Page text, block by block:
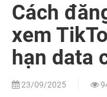
Cách
xem
hạn data
23/09/2025